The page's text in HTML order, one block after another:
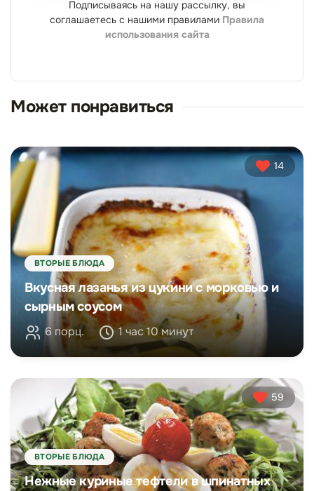
Подписываясь на нашу рассылку, вы
соглашаетесь с нашими правилами Правила
использования сайта
Может понравиться
14
ВТОРЫЕ БЛЮДА
Вкусная лазанья из цукини с морковью и
сырным соусом
6 порц. 1 час 10 минут
59
ВТОРЫЕ БЛЮДА
Нежные куриные тефтели в шпинатных